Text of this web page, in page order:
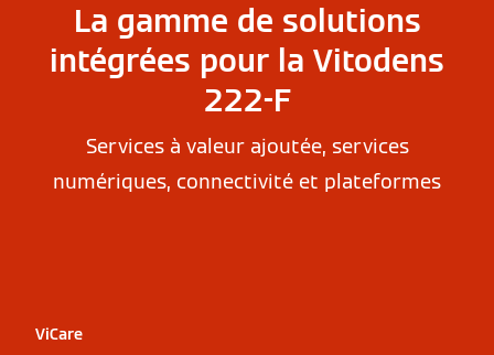
La gamme de solutions
intégrées pour la Vitodens
222-F
Services à valeur ajoutée, services
numériques, connectivité et plateformes
ViCare